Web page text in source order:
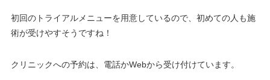
初回のトライアルメニューを用意しているので、初めての人も施
術が受けやすそうですね！
クリニックへの予約は、電話かWebから受け付けています。